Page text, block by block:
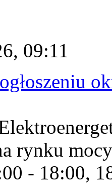
09:11
rynku
- 18:00,